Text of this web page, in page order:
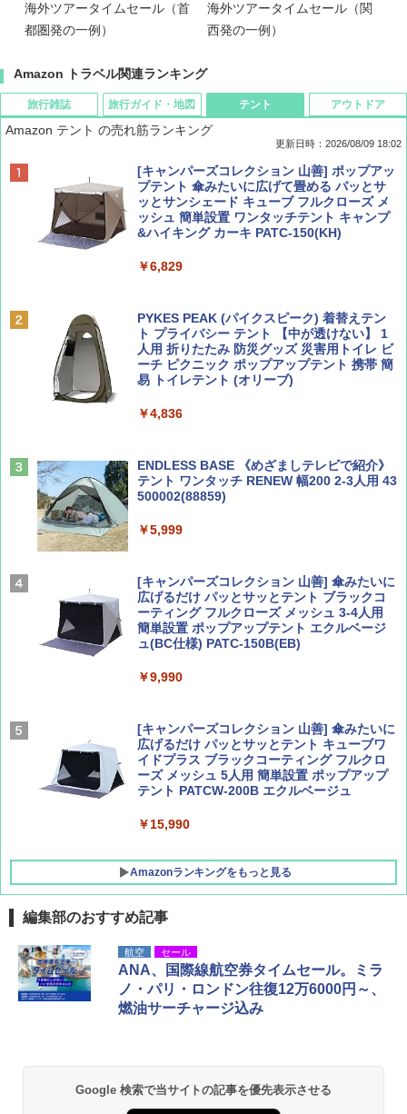
海外ツアータイムセール（首
都圏発の一例）
海外ツアータイムセール（関
西発の一例）
Amazon トラベル関連ランキング
旅行雑誌
BE-PAL(ビ-パル) 2026年 9 月号【特別付録:
SOTO ミニマル"旅"財布 ランダム2種】
￥1,500
￥713
AIRLINE（エアライン）2026年9月号【特
集】ボーイング110周年を祝して！
￥1,760
旅行ガイド・地図
地球の歩き方 スター・ウォーズ
￥2,695
￥2,079
球の歩き方A ヨーロッパ
ァキア 2026～2027 地球の歩き方A ヨーロッ
￥2,277
新しい日本地理 地図・統計・移動から読み
解く (講談社現代新書)
￥1,540
テント
Amazon テント の売れ筋ランキング
更新日時：2026/08/09 18:02
[キャンパーズコレクション 山善] ポップアッ
プテント 傘みたいに広げて畳める パッとサ
ッとサンシェード キューブ フルクローズ メ
ッシュ 簡単設置 ワンタッチテント キャンプ
&ハイキング カーキ PATC-150(KH)
￥6,829
PYKES PEAK (パイクスピーク) 着替えテン
ト プライバシー テント 【中が透けない】 1
人用 折りたたみ 防災グッズ 災害用トイレ ビ
ーチ ピクニック ポップアップテント 携帯 簡
易 トイレテント (オリーブ)
￥4,836
ENDLESS BASE 《めざましテレビで紹介》
テント ワンタッチ RENEW 幅200 2-3人用 43
500002(88859)
￥5,999
[キャンパーズコレクション 山善] 傘みたいに
広げるだけ パッとサッとテント ブラックコ
ーティング フルクローズ メッシュ 3-4人用
簡単設置 ポップアップテント エクルベージ
ュ(BC仕様) PATC-150B(EB)
￥9,990
[キャンパーズコレクション 山善] 傘みたいに
広げるだけ パッとサッとテント キューブワ
イドプラス ブラックコーティング フルクロ
ーズ メッシュ 5人用 簡単設置 ポップアップ
テント PATCW-200B エクルベージュ
￥15,990
Amazonランキングをもっと見る
アウトドア
DEWEL パラソル 大型 ビーチ アウトドアパ
ラソル ガーデン サイトシート付 折りたたみ
防水 UVカット 4段階高さ調整 軽量 収納袋付
き
026リニューアル 急速冷凍 空間倍増 衛生的
コンパクト 保冷力長持ち
編集部のおすすめ記事
航空 セール
ANA、国際線航空券タイムセール。ミラ
ノ・パリ・ロンドン往復12万6000円～、
燃油サーチャージ込み
Google 検索で当サイトの記事を優先表示させる